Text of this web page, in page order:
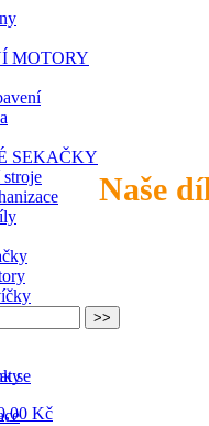
Naše
MOTORY
SEKAČKY
se
Kč